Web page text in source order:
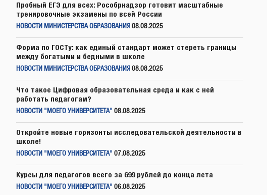
Пробный ЕГЭ для всех: Рособрнадзор готовит масштабные
тренировочные экзамены по всей России
НОВОСТИ МИНИСТЕРСТВА ОБРАЗОВАНИЯ 08.08.2025
Форма по ГОСТу: как единый стандарт может стереть границы
между богатыми и бедными в школе
НОВОСТИ МИНИСТЕРСТВА ОБРАЗОВАНИЯ 08.08.2025
Что такое Цифровая образовательная среда и как с ней
работать педагогам?
НОВОСТИ "МОЕГО УНИВЕРСИТЕТА" 08.08.2025
Откройте новые горизонты исследовательской деятельности в
школе!
НОВОСТИ "МОЕГО УНИВЕРСИТЕТА" 07.08.2025
Курсы для педагогов всего за 699 рублей до конца лета
НОВОСТИ "МОЕГО УНИВЕРСИТЕТА" 06.08.2025